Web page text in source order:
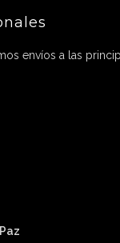
envíos a las